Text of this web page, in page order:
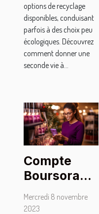
options de recyclage
disponibles, conduisant
parfois à des choix peu
écologiques. Découvrez
comment donner une
seconde vie à...
Compte
Boursorama
Banque :
comment
Mercredi 8 novembre
2023